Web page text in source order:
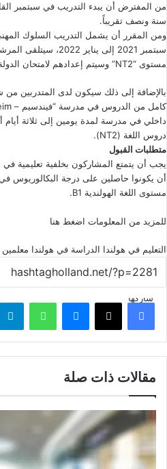
من المفترض أن يبدء التدريب في سبتمبر
سنة ونصف تقريباً.
ومن المقرر أن يشمل التدريب السلوك المهني
سبتمبر 2021 إلى يناير
مستوى “NT2” وسيتم إعدادهم لامتحان الدولة الهولندية.
داخلي في مدرسة لمدة يومين إلى ثلاثة أيام
دروس اللغة (NT2).
متطلبات القبول
يجب أن يتمتع المشاركون بخلفية تعليمية في
أن يكونوا حاصلين على درجة البكالوريوس
مستوى اللغة الهولندية B1.
للمزيد من المعلومات اضغط هنا
التعليم في هولندا الدراسة في هولندا
شاركهافيسبوك ‫X ماسنجر واتساب
مقالات ذات صلة